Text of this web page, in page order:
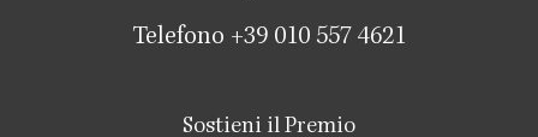
Telefono +39 010 557 4621
Sostieni il Premio